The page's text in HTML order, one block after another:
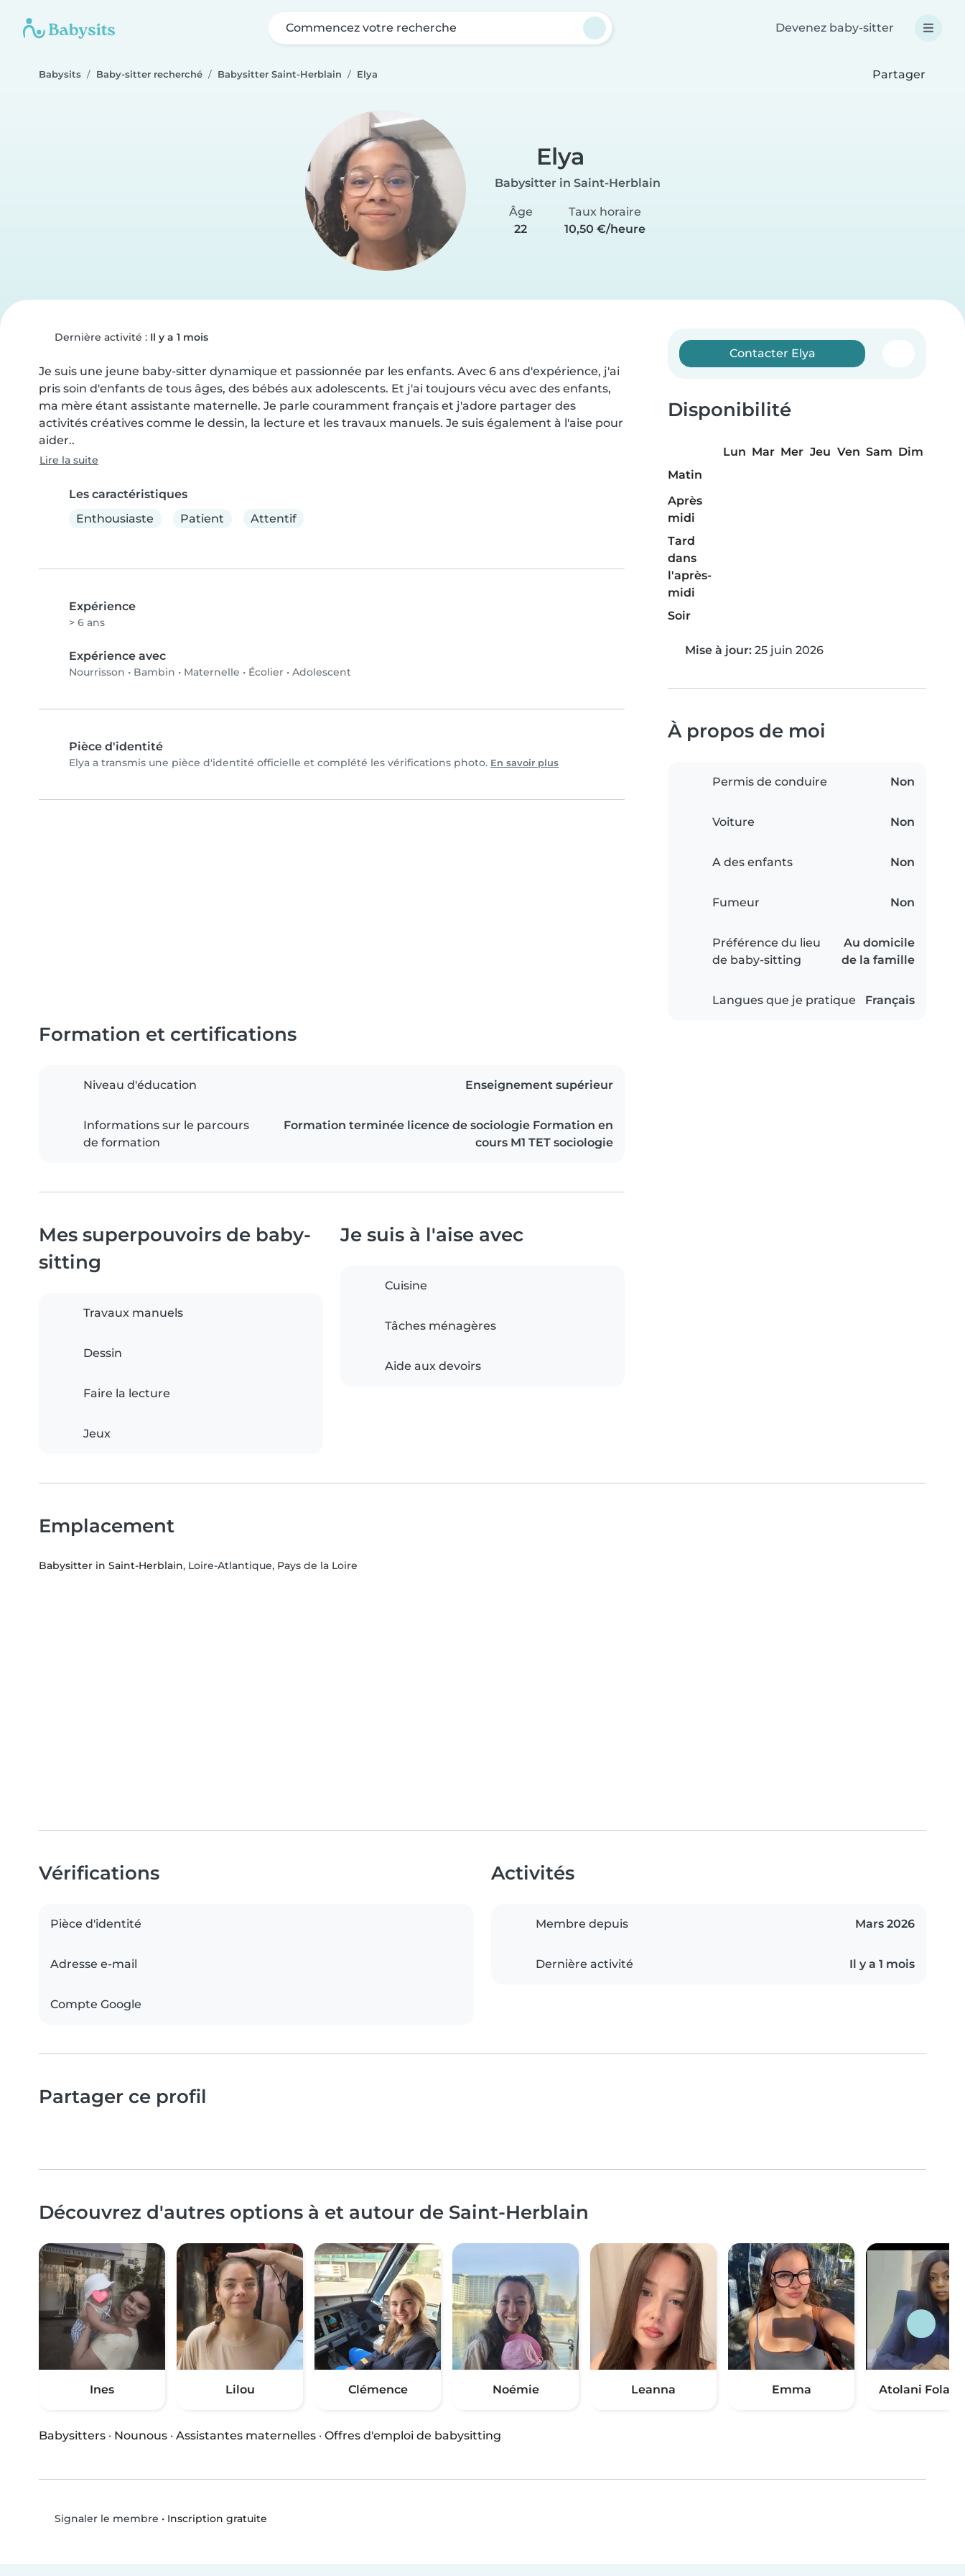
Commencez votre recherche Devenez baby-sitter
Babysits Baby-sitter recherché Babysitter Saint-Herblain Elya Partager
Elya
Babysitter in Saint-Herblain
Âge
22
Taux horaire
10,50 €/heure
Dernière activité : Il y a 1 mois
Je suis une jeune baby-sitter dynamique et passionnée par les enfants. Avec 6 ans d'expérience, j'ai
pris soin d'enfants de tous âges, des bébés aux adolescents. Et j'ai toujours vécu avec des enfants,
ma mère étant assistante maternelle. Je parle couramment français et j'adore partager des
activités créatives comme le dessin, la lecture et les travaux manuels. Je suis également à l'aise pour
aider..
Lire la suite
Les caractéristiques
Enthousiaste
Patient Attentif
Expérience
> 6 ans
Expérience avec
Nourrisson • Bambin • Maternelle • Écolier • Adolescent
Pièce d'identité
Elya a transmis une pièce d'identité officielle et complété les vérifications photo. En savoir plus
Contacter Elya
Disponibilité
Lun Mar Mer Jeu Ven Sam Dim
Matin
Après
midi
Tard
dans
l'après-
midi
Soir
Mise à jour: 25 juin 2026
À propos de moi
Permis de conduire Non
Voiture Non
A des enfants Non
Fumeur Non
Préférence du lieu
de baby-sitting
Au domicile
de la famille
Langues que je pratique Français
Formation et certifications
Niveau d'éducation Enseignement supérieur
Informations sur le parcours
de formation
Formation terminée licence de sociologie Formation en
cours M1 TET sociologie
Mes superpouvoirs de baby-
sitting
Travaux manuels
Dessin
Faire la lecture
Jeux
Je suis à l'aise avec
Cuisine
Tâches ménagères
Aide aux devoirs
Emplacement
Babysitter in Saint-Herblain, Loire-Atlantique, Pays de la Loire
Vérifications
Pièce d'identité
Adresse e-mail
Compte Google
Activités
Membre depuis Mars 2026
Dernière activité Il y a 1 mois
Partager ce profil
Découvrez d'autres options à et autour de Saint-Herblain
Ines Lilou Clémence Noémie Leanna Emma Atolani
Babysitters · Nounous · Assistantes maternelles · Offres d'emploi de babysitting
Signaler le membre • Inscription gratuite